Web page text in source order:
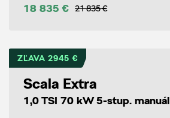
18 835 € 21 835 €
ZĽAVA 2945 €
Scala Extra
1,0 TSI 70 kW 5-stup. manuál